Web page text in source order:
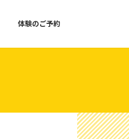
体験のご予約